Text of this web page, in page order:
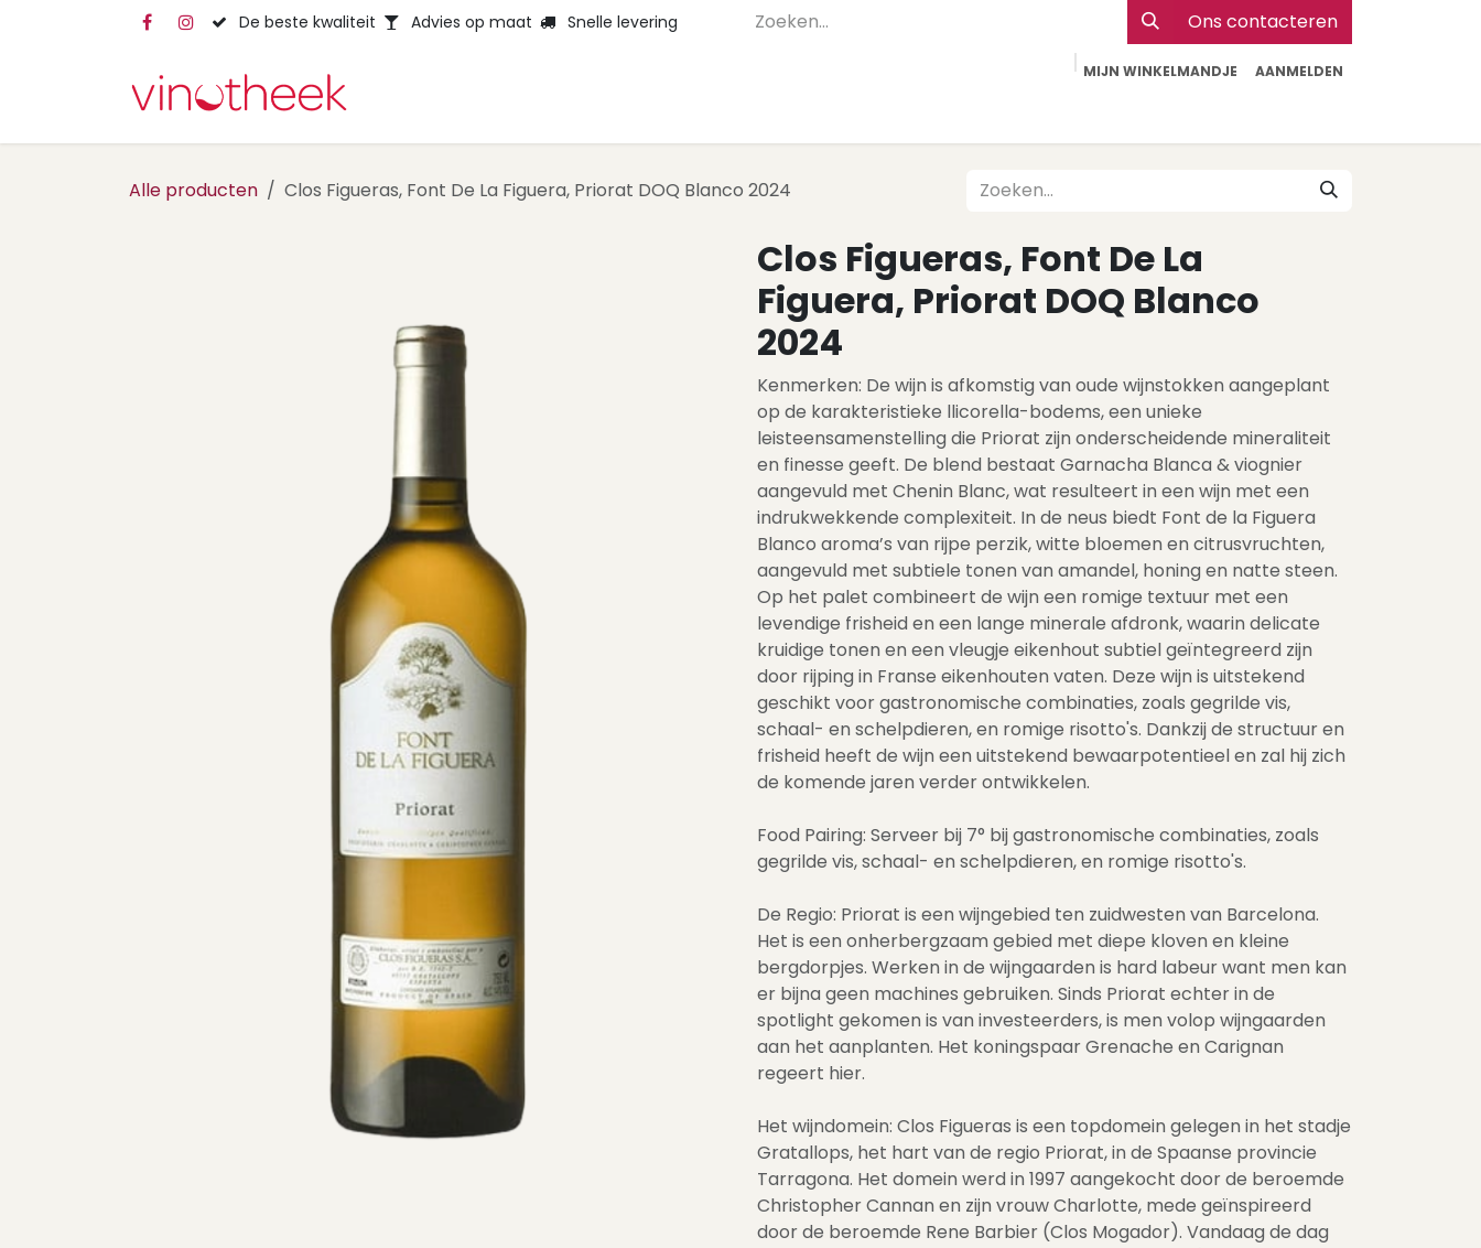
Overslaan naar inhoud De beste kwaliteit Advies op maat Snelle levering Ons contacteren
MIJN WINKELMANDJE AANMELDEN
Alle producten Clos Figueras, Font De La Figuera, Priorat DOQ Blanco 2024
Clos Figueras, Font De La
Figuera, Priorat DOQ Blanco
2024
Kenmerken: De wijn is afkomstig van oude wijnstokken aangeplant
op de karakteristieke llicorella-bodems, een unieke
leisteensamenstelling die Priorat zijn onderscheidende mineraliteit
en finesse geeft. De blend bestaat Garnacha Blanca & viognier
aangevuld met Chenin Blanc, wat resulteert in een wijn met een
indrukwekkende complexiteit. In de neus biedt Font de la Figuera
Blanco aroma’s van rijpe perzik, witte bloemen en citrusvruchten,
aangevuld met subtiele tonen van amandel, honing en natte steen.
Op het palet combineert de wijn een romige textuur met een
levendige frisheid en een lange minerale afdronk, waarin delicate
kruidige tonen en een vleugje eikenhout subtiel geïntegreerd zijn
door rijping in Franse eikenhouten vaten. Deze wijn is uitstekend
geschikt voor gastronomische combinaties, zoals gegrilde vis,
schaal- en schelpdieren, en romige risotto's. Dankzij de structuur en
frisheid heeft de wijn een uitstekend bewaarpotentieel en zal hij zich
de komende jaren verder ontwikkelen.
Food Pairing: Serveer bij 7° bij gastronomische combinaties, zoals
gegrilde vis, schaal- en schelpdieren, en romige risotto's.
De Regio: Priorat is een wijngebied ten zuidwesten van Barcelona.
Het is een onherbergzaam gebied met diepe kloven en kleine
bergdorpjes. Werken in de wijngaarden is hard labeur want men kan
er bijna geen machines gebruiken. Sinds Priorat echter in de
spotlight gekomen is van investeerders, is men volop wijngaarden
aan het aanplanten. Het koningspaar Grenache en Carignan
regeert hier.
Het wijndomein: Clos Figueras is een topdomein gelegen in het stadje
Gratallops, het hart van de regio Priorat, in de Spaanse provincie
Tarragona. Het domein werd in 1997 aangekocht door de beroemde
Christopher Cannan en zijn vrouw Charlotte, mede geïnspireerd
door de beroemde Rene Barbier (Clos Mogador). Vandaag de dag